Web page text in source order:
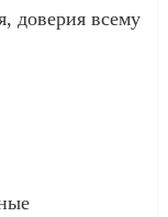
доверия всему